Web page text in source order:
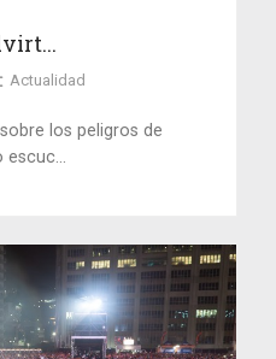
Actualidad
los peligros de